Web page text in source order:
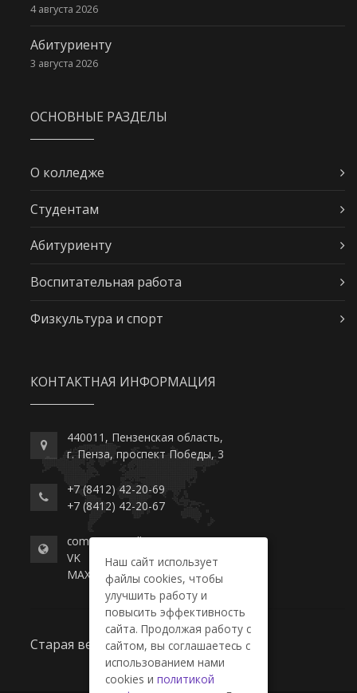
4 августа 2026
Абитуриенту
3 августа 2026
ОСНОВНЫЕ РАЗДЕЛЫ
О колледже
Студентам
Абитуриенту
Воспитательная работа
Физкультура и спорт
КОНТАКТНАЯ ИНФОРМАЦИЯ
440011, Пензенская область,
г. Пенза, проспект Победы, 3
+7 (8412) 42-20-69
+7 (8412) 42-20-67
commerce-college.ru
VK
MAX
Старая версия сайта
Наш сайт использует
файлы cookies, чтобы
улучшить работу и
повысить эффективность
сайта. Продолжая работу с
сайтом, вы соглашаетесь с
использованием нами
cookies и политикой